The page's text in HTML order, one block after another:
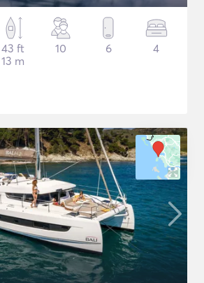
43 ft
13 m
10 6 4